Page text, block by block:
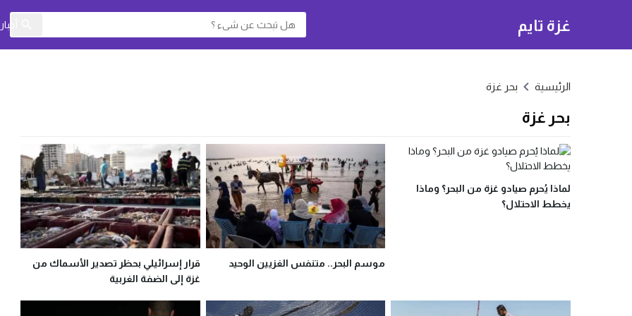
غزة تايم
الرئيسية بحر غزة
بحر غزة
لماذا يُحرم صيادو غزة من البحر؟ وماذا
يخطط الاحتلال؟
موسم البحر.. متنفس الغزيين الوحيد
قرار إسرائيلي بحظر تصدير الأسماك من
غزة إلى الضفة الغربية